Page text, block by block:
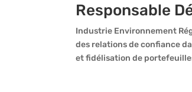
Responsable
Industrie Environnement
des relations de confiance
et fidélisation de